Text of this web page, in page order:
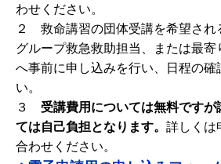
わせください。
２ 救命講習の団体受講を希望され
グループ救急救助担当、または最
へ事前に申し込みを行い、日程の確
い。
３ 受講費用については無料です
ては自己負担となります。 詳しくは
合わせください。